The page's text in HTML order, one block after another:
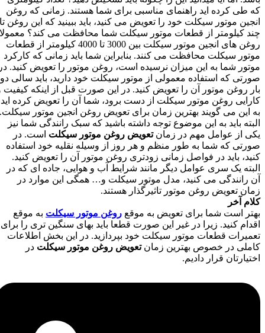
که طی کرده اید راهنمای مناسبی برای شما هستند. زمانی که روغن
انجین موتور سیکلت خود را تعویض می کنید، باید ببینید که این روغن تا
چند کیلومتر از قطعات موتور سیکلت شما محافظت می کند؟ معمولا
روغن های انجین موتور سیکلت بین 3000 تا 4000 کیلومتر از قطعات
موتور سیکلت محافظت می کنند. بنابراین شما باید زمانی که کارکرد
موتور شما به این میزان نرسیده است، روغن موتور را تعویض کنید. در
صورتی که استفاده معمولی از موتور سیکلت خود دارید، باید سالی دو
بار روغن موتور آن را تعویض کنید. در این صورت قبل از اینکه کیفیت و
کارایی روغن موتور سیکلت از دست برود، شما آن را تعویض کرده اید.
به این می گویند بهترین زمان برای تعویض روغن انجین موتور سیکلت.
البته باید به این موضوع توجه داشته باشید که سبک رانندگی شما نیز
یکی از عوامل مهم در زمانتعویض روغن موتور سیکلتاست. در
صورتی که شما به طور منظم و هر روز از وسیله نقلیه خود استفاده
کنید، باید در فواصل زمانی زودتری روغن موتور آن را تعویض کنید.
البته یک سری عوامل دیگر مانند شرایط آب و هوایی، جاده ای که در
آن رانندگی می کنید، مدل موتور سیکلت و… همگی این موارد در
زمان تعویض روغن موتور تاثیرگذار هستند.
کلام آخر
بهتر است شما برای تعویض به موقعروغن موتور سیکلتبه موقع
اقدام کنید. زیرا در غیر این صورت قطعا باید بهای سنگین تری را برای
تعمیرات قطعات موتور سیکلت خود بپردازید. در این بخش اطلاعات
کاملی در خصوص بهترین زمانتعویض روغن موتور سیکلتدر
اختیارتان قرار دادیم.